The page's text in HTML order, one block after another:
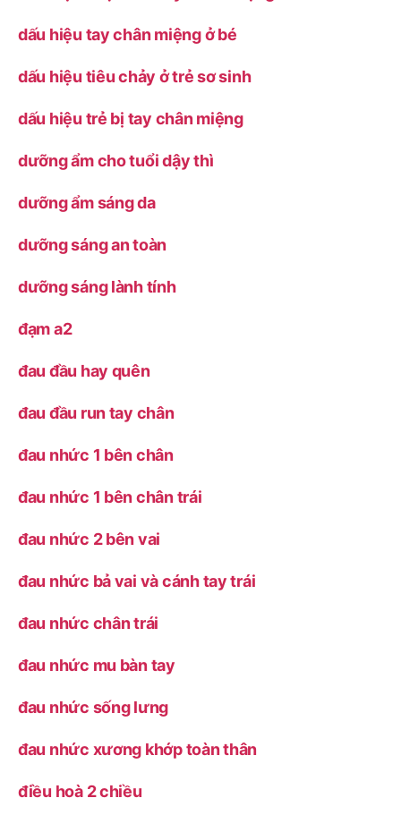
dấu hiệu tay chân miệng ở bé
dấu hiệu tiêu chảy ở trẻ sơ sinh
dấu hiệu trẻ bị tay chân miệng
dưỡng ẩm cho tuổi dậy thì
dưỡng ẩm sáng da
dưỡng sáng an toàn
dưỡng sáng lành tính
đạm a2
đau đầu hay quên
đau đầu run tay chân
đau nhức 1 bên chân
đau nhức 1 bên chân trái
đau nhức 2 bên vai
đau nhức bả vai và cánh tay trái
đau nhức chân trái
đau nhức mu bàn tay
đau nhức sống lưng
đau nhức xương khớp toàn thân
điều hoà 2 chiều